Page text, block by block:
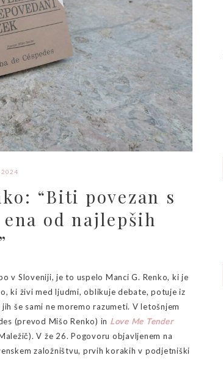
2024
“Biti povezan s
od najlepših
v Sloveniji, je to uspelo Manci G. Renko, ki je
ki živi med ljudmi, oblikuje debate, potuje iz
še sami ne moremo razumeti. V letošnjem
(prevod Mišo Renko) in Love Me Tender
V že 26. Pogovoru objavljenem na
založništvu, prvih korakih v podjetniški